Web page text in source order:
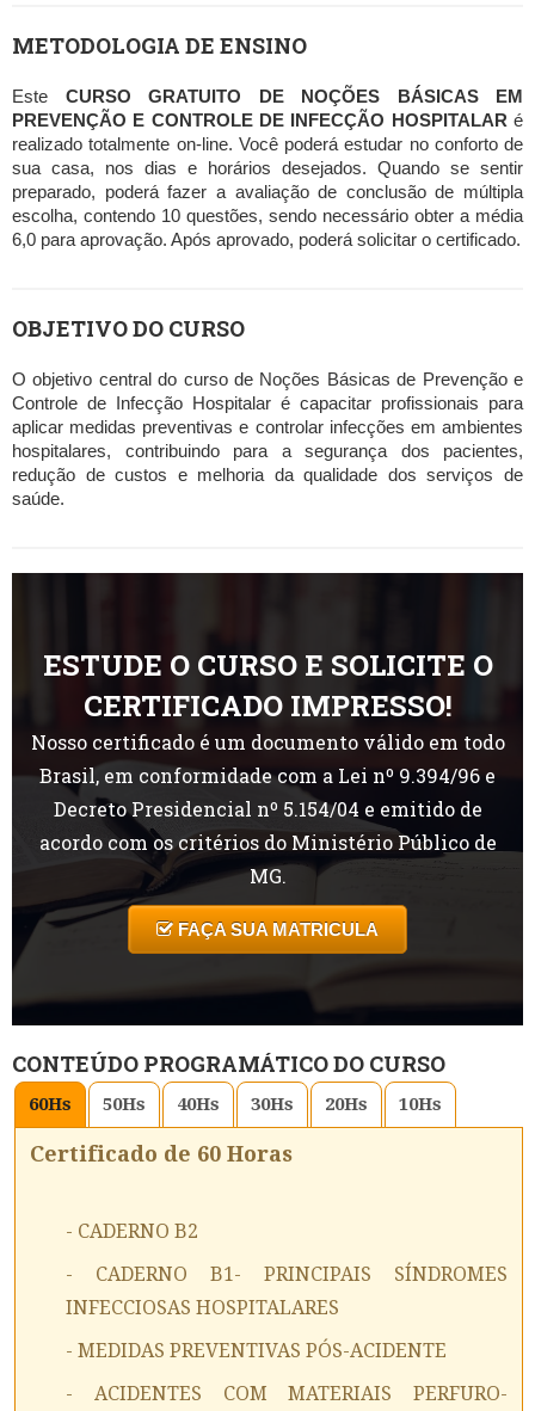
METODOLOGIA DE ENSINO
Este CURSO GRATUITO DE NOÇÕES BÁSICAS EM
PREVENÇÃO E CONTROLE DE INFECÇÃO HOSPITALAR é
realizado totalmente on-line. Você poderá estudar no conforto de
sua casa, nos dias e horários desejados. Quando se sentir
preparado, poderá fazer a avaliação de conclusão de múltipla
escolha, contendo 10 questões, sendo necessário obter a média
6,0 para aprovação. Após aprovado, poderá solicitar o certificado.
OBJETIVO DO CURSO
O objetivo central do curso de Noções Básicas de Prevenção e
Controle de Infecção Hospitalar é capacitar profissionais para
aplicar medidas preventivas e controlar infecções em ambientes
hospitalares, contribuindo para a segurança dos pacientes,
redução de custos e melhoria da qualidade dos serviços de
saúde.
ESTUDE O CURSO E SOLICITE O
CERTIFICADO IMPRESSO!
Nosso certificado é um documento válido em todo
Brasil, em conformidade com a Lei nº 9.394/96 e
Decreto Presidencial nº 5.154/04 e emitido de
acordo com os critérios do Ministério Público de
MG.
FAÇA SUA MATRICULA
CONTEÚDO PROGRAMÁTICO DO CURSO
60Hs 50Hs 40Hs 30Hs 20Hs 10Hs
Certificado de 60 Horas
- CADERNO B2
- CADERNO B1- PRINCIPAIS SÍNDROMES
INFECCIOSAS HOSPITALARES
- MEDIDAS PREVENTIVAS PÓS-ACIDENTE
- ACIDENTES COM MATERIAIS PERFURO-